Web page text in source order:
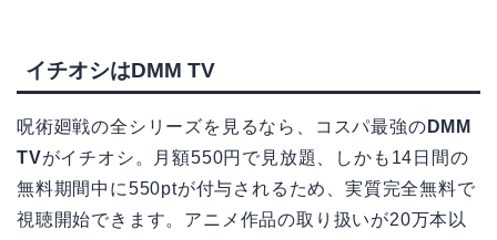
イチオシはDMM TV
呪術廻戦の全シリーズを見るなら、コスパ最強の DMM
TVがイチオシ。月額550円で見放題、しかも14日間の
無料期間中に550ptが付与されるため、実質完全無料で
視聴開始できます。アニメ作品の取り扱いが20万本以